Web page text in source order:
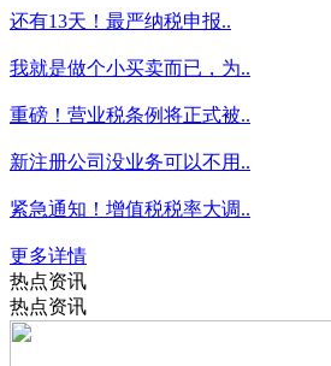
还有13天！最严纳税申报..
我就是做个小买卖而已，为..
重磅！营业税条例将正式被..
新注册公司没业务可以不用..
紧急通知！增值税税率大调..
更多详情
热点资讯
热点资讯